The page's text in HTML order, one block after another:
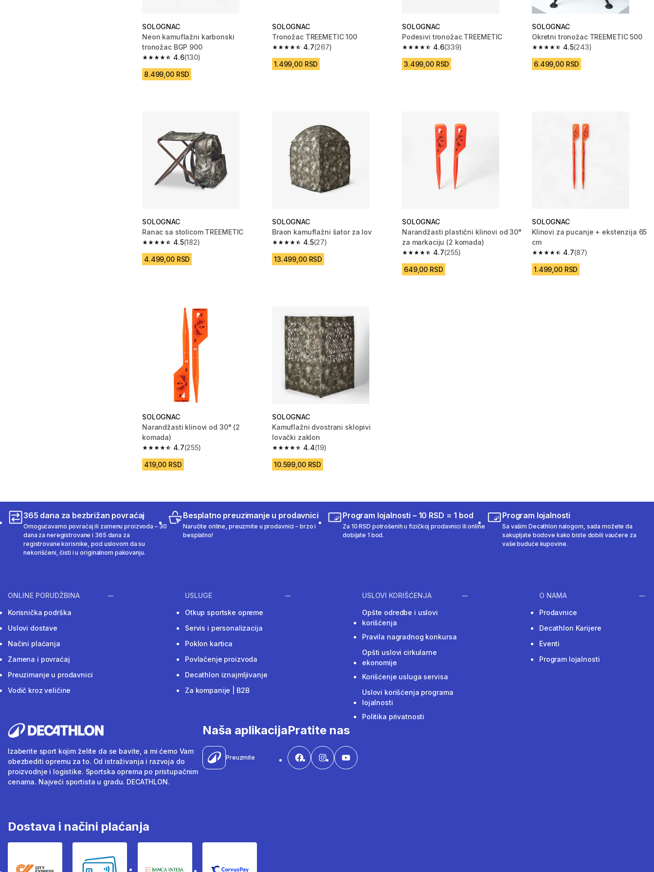
SOLOGNAC
Neon kamuflažni karbonski
tronožac BGP 900
4.6
4.6 od 5 zvezdica from 130 Recenzije
(130)
8.499,00 RSD
SOLOGNAC
Tronožac TREEMETIC 100
4.7
4.7 od 5 zvezdica from 267 Recenzije
(267)
1.499,00 RSD
SOLOGNAC
Podesivi tronožac TREEMETIC
4.6
4.6 od 5 zvezdica from 339 Recenzije
(339)
3.499,00 RSD
SOLOGNAC
Okretni tronožac TREEMETIC 500
4.5
4.5 od 5 zvezdica from 243
(243)
6.499,00 RSD
SOLOGNAC
Ranac sa stolicom TREEMETIC
4.5
4.5 od 5 zvezdica from 182 Recenzije
(182)
4.499,00 RSD
SOLOGNAC
Braon kamuflažni šator za lov
4.5
4.5 od 5 zvezdica from 27 Recenzije
(27)
13.499,00 RSD
SOLOGNAC
Narandžasti plastični klinovi od 30°
za markaciju (2 komada)
4.7
4.7 od 5 zvezdica from 255 Recenzije
(255)
649,00 RSD
SOLOGNAC
Klinovi za pucanje + ekstenzija 65
cm
4.7
4.7 od 5 zvezdica from 87 Recenzije
(87)
1.499,00 RSD
SOLOGNAC
Narandžasti klinovi od 30° (2
komada)
4.7
4.7 od 5 zvezdica from 255 Recenzije
(255)
419,00 RSD
SOLOGNAC
Kamuflažni dvostrani sklopivi
lovački zaklon
4.4
4.4 od 5 zvezdica from 19 Recenzije
(19)
10.599,00 RSD
365 dana za bezbrižan povraćaj
Omogućavamo povraćaj ili zamenu proizvoda – 30
dana za neregistrovane i 365 dana za
registrovane korisnike, pod uslovom da su
nekorišćeni, čisti i u originalnom pakovanju.
Besplatno preuzimanje u prodavnici
Naručite online, preuzmite u prodavnici – brzo i
besplatno!
Program lojalnosti – 10 RSD = 1 bod
Za 10 RSD potrošenih u fizičkoj prodavnici ili online
dobijate 1 bod.
Program lojalnosti
Sa vašim Decathlon nalogom, sada možete da
sakupljate bodove kako biste dobili vaučere za
vaše buduće kupovine.
ONLINE PORUDŽBINA
Korisnička podrška
Uslovi dostave
Načini plaćanja
Zamena i povraćaj
Preuzimanje u prodavnici
Vodič kroz veličine
USLUGE
Otkup sportske opreme
Servis i personalizacija
Poklon kartica
Povlačenje proizvoda
Decathlon iznajmljivanje
Za kompanije | B2B
USLOVI KORIŠĆENJA
Opšte odredbe i uslovi
korišćenja
Pravila nagradnog konkursa
Opšti uslovi cirkularne
ekonomije
Korišćenje usluga servisa
Uslovi korišćenja programa
lojalnosti
Politika privatnosti
O NAMA
Prodavnice
Decathlon Karijere
Eventi
Program lojalnosti
Izaberite sport kojim želite da se bavite, a mi ćemo Vam
obezbediti opremu za to. Od istraživanja i razvoja do
proizvodnje i logistike. Sportska oprema po pristupačnim
cenama. Najveći sportista u gradu. DECATHLON.
Naša aplikacija
Preuzmite
Pratite nas
Dostava i načini plaćanja